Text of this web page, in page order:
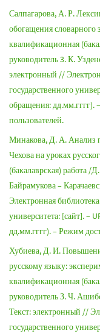
Салпагарова, А. Р.
обогащения словарного
квалификационная
руководитель 3. К.
электронный //
государственного
обращения: дд.мм.гггг).
пользователей.
Минакова, Д. А. Анализ
Чехова на уроках
(бакалаврская) работа
Байрамукова –
Электронная
университета: [сайт]. –
дд.мм.гггг). – Режим
Хубиева, Д. И.
русскому языку:
квалификационная
руководитель З. Ч.
Текст: электронный //
государственного